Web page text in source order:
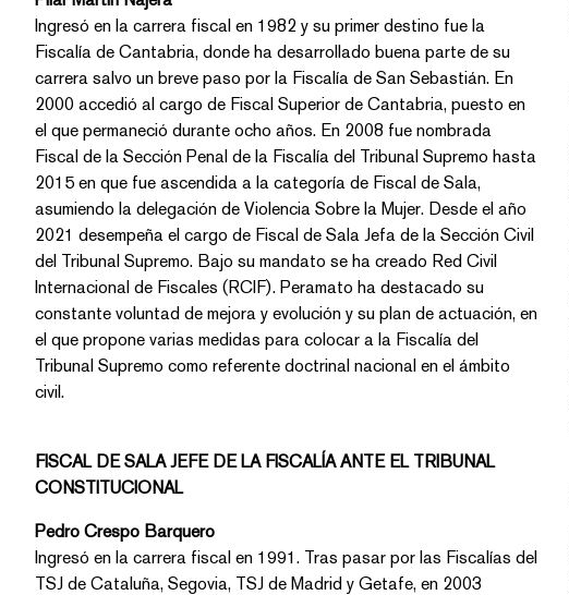
Ingresó en la carrera fiscal en 1982 y su primer destino fue la
Fiscalía de Cantabria, donde ha desarrollado buena parte de su
carrera salvo un breve paso por la Fiscalía de San Sebastián. En
2000 accedió al cargo de Fiscal Superior de Cantabria, puesto en
el que permaneció durante ocho años. En 2008 fue nombrada
Fiscal de la Sección Penal de la Fiscalía del Tribunal Supremo hasta
2015 en que fue ascendida a la categoría de Fiscal de Sala,
asumiendo la delegación de Violencia Sobre la Mujer. Desde el año
2021 desempeña el cargo de Fiscal de Sala Jefa de la Sección Civil
del Tribunal Supremo. Bajo su mandato se ha creado Red Civil
Internacional de Fiscales (RCIF). Peramato ha destacado su
constante voluntad de mejora y evolución y su plan de actuación, en
el que propone varias medidas para colocar a la Fiscalía del
Tribunal Supremo como referente doctrinal nacional en el ámbito
civil.
FISCAL DE SALA JEFE DE LA FISCALÍA ANTE EL TRIBUNAL
CONSTITUCIONAL
Pedro Crespo Barquero
Ingresó en la carrera fiscal en 1991. Tras pasar por las Fiscalías del
TSJ de Cataluña, Segovia, TSJ de Madrid y Getafe, en 2003